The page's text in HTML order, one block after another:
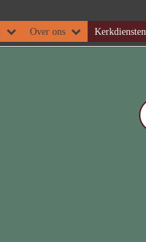
Over ons Kerkdiensten